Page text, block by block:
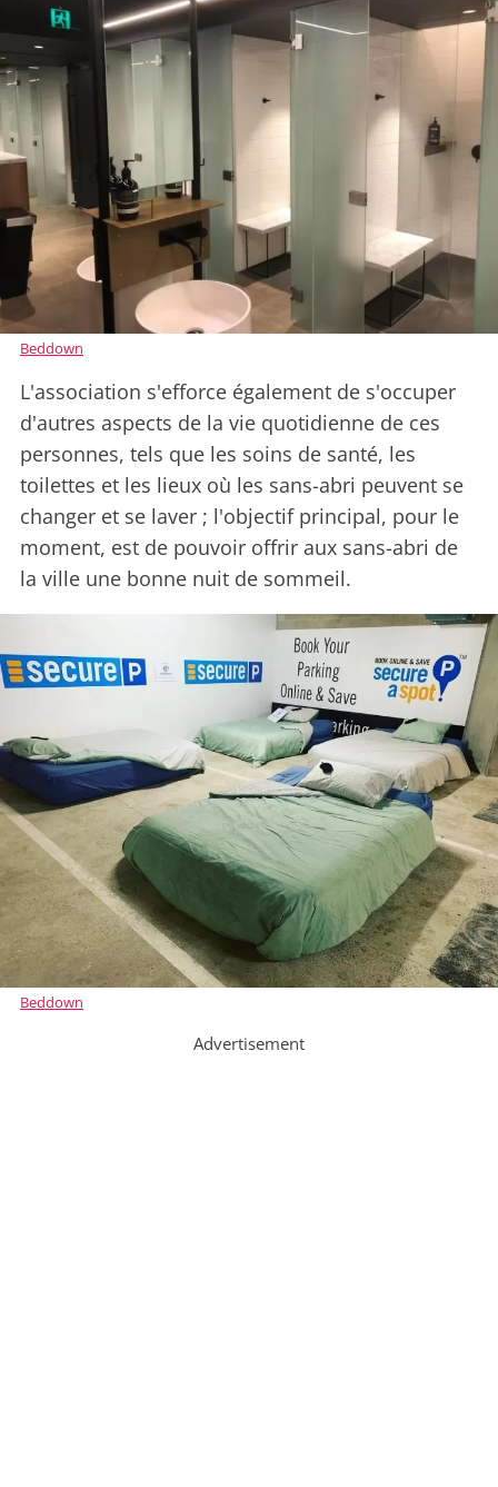
Beddown
L'association s'efforce également de s'occuper
d'autres aspects de la vie quotidienne de ces
personnes, tels que les soins de santé, les
toilettes et les lieux où les sans-abri peuvent se
changer et se laver ; l'objectif principal, pour le
moment, est de pouvoir offrir aux sans-abri de
la ville une bonne nuit de sommeil.
Beddown
Advertisement